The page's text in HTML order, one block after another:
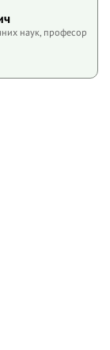
наук, професор